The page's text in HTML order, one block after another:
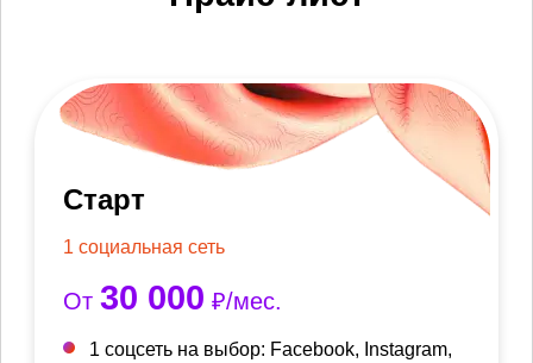
Старт
1 социальная сеть
От 30 000 ₽/мес.
1 соцсеть на выбор: Facebook, Instagram,